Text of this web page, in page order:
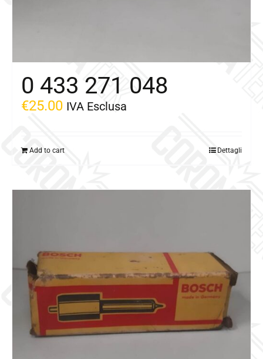
0 433 271 048
€25.00 IVA Esclusa
Add to cart Dettagli